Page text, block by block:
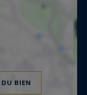
BIEN